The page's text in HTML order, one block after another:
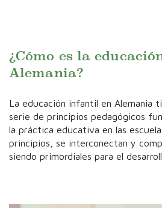
¿Cómo es la
Alemania?
La educación infantil en Alemania
serie de principios pedagógicos
la práctica educativa en las
principios, se interconectan y
siendo primordiales para el